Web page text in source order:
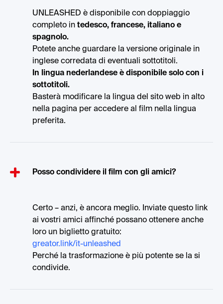
UNLEASHED è disponibile con doppiaggio
completo in tedesco, francese, italiano e
spagnolo.
Potete anche guardare la versione originale in
inglese corredata di eventuali sottotitoli.
In lingua nederlandese è disponibile solo con i
sottotitoli.
Basterà modificare la lingua del sito web in alto
nella pagina per accedere al film nella lingua
preferita.
Posso condividere il film con gli amici?
Certo – anzi, è ancora meglio. Inviate questo link
ai vostri amici affinché possano ottenere anche
loro un biglietto gratuito:
‍greator.link/it-unleashed
Perché la trasformazione è più potente se la si
condivide.